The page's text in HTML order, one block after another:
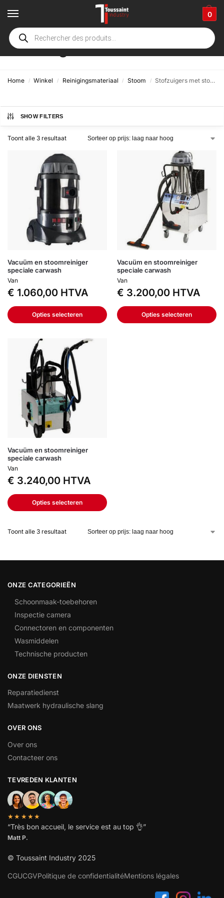
0
Stofzuigers met stoom
Home / Winkel / Reinigingsmateriaal / Stoom / Stofzuigers met stoom
SHOW FILTERS
Toont alle 3 resultaat
Vacuüm en stoomreiniger
speciale carwash
Van
€ 1.060,00 HTVA
Opties selecteren
Vacuüm en stoomreiniger
speciale carwash
Van
€ 3.200,00 HTVA
Opties selecteren
Vacuüm en stoomreiniger
speciale carwash
Van
€ 3.240,00 HTVA
Opties selecteren
Toont alle 3 resultaat
ONZE CATEGORIEËN
Schoonmaak-toebehoren
Inspectie camera
Connectoren en componenten
Wasmiddelen
Technische producten
ONZE DIENSTEN
Reparatiedienst
Maatwerk hydraulische slang
OVER ONS
Over ons
Contacteer ons
TEVREDEN KLANTEN
★★★★★
“Très bon accueil, le service est au top 👌”
Matt P.
© Toussaint Industry 2025
CGUCGVPolitique de confidentialitéMentions légales